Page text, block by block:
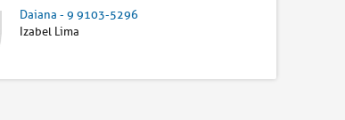
Daiana - 9 9103-5296
Izabel Lima